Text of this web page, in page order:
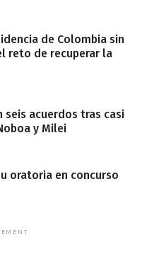
de Colombia sin
reto de recuperar la
seis acuerdos tras casi
y Milei
oratoria en concurso